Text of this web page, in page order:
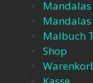
Mandalas
Malbuch
Shop